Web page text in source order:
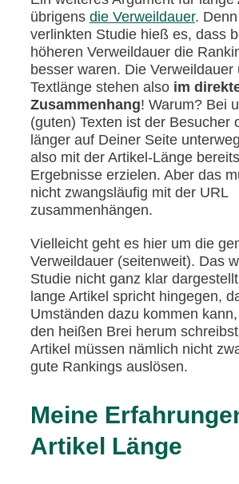
übrigens die Verweildauer.
verlinkten Studie hieß es, dass
höheren Verweildauer die
besser waren. Die Verweildauer
Textlänge stehen also im
Zusammenhang! Warum? Bei
(guten) Texten ist der Besucher
länger auf Deiner Seite
also mit der Artikel-Länge
Ergebnisse erzielen. Aber das
nicht zwangsläufig mit der URL
zusammenhängen.
Vielleicht geht es hier um die
Verweildauer (seitenweit). Das
Studie nicht ganz klar
lange Artikel spricht hingegen,
Umständen dazu kommen
den heißen Brei herum
Artikel müssen nämlich nicht
gute Rankings auslösen.
Meine
Artikel Länge